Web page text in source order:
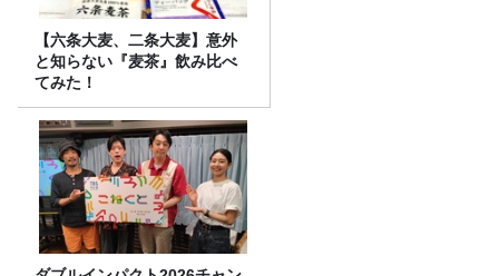
【六条大麦、二条大麦】意外
と知らない『麦茶』飲み比べ
てみた！